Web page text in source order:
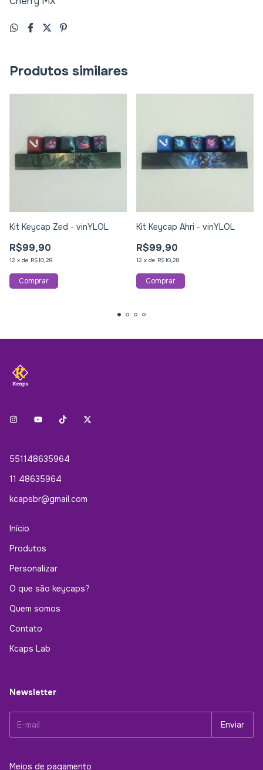
Produtos similares
Kit Keycap Zed - vinYLOL
R$99,90
12 x de R$10,28
Kit Keycap Ahri - vinYLOL
R$99,90
12 x de R$10,28
551148635964
11 48635964
kcapsbr@gmail.com
Início
Produtos
Personalizar
O que são keycaps?
Quem somos
Contato
Kcaps Lab
Newsletter
Meios de pagamento